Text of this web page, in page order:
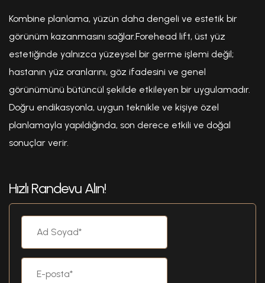
Hızlı Randevu Alın!
Kombine planlama, yüzün daha dengeli ve estetik bir
görünüm kazanmasını sağlar.Forehead lift, üst yüz
estetiğinde yalnızca yüzeysel bir germe işlemi değil;
hastanın yüz oranlarını, göz ifadesini ve genel
görünümünü bütüncül şekilde etkileyen bir uygulamadır.
Doğru endikasyonla, uygun teknikle ve kişiye özel
planlamayla yapıldığında, son derece etkili ve doğal
sonuçlar verir.